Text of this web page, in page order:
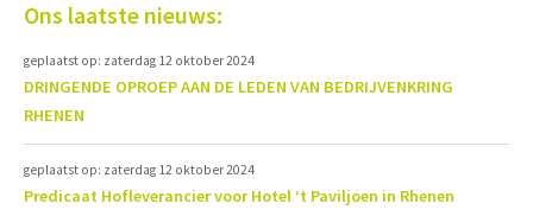
Ons laatste nieuws:
geplaatst op: zaterdag 12 oktober 2024
DRINGENDE OPROEP AAN DE LEDEN VAN BEDRIJVENKRING
RHENEN
geplaatst op: zaterdag 12 oktober 2024
Predicaat Hofleverancier voor Hotel ‘t Paviljoen in Rhenen